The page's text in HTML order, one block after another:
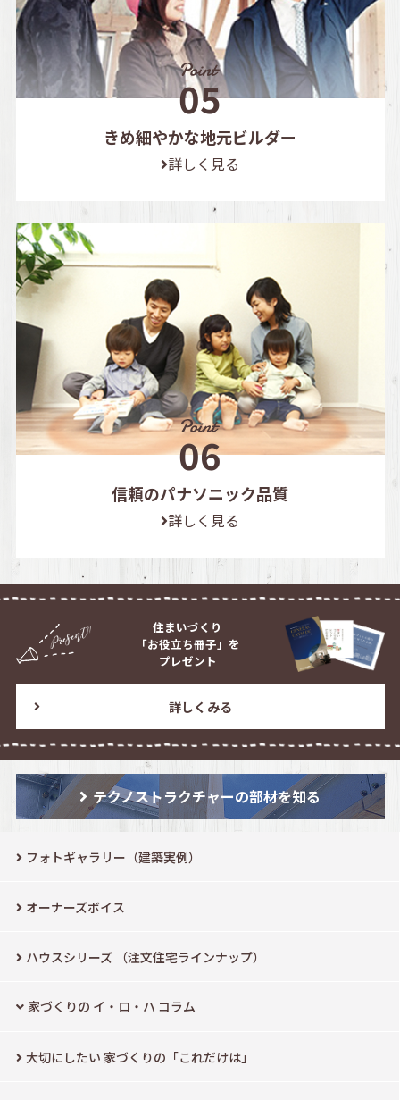
きめ細やかな地元ビルダー
詳しく見る
信頼のパナソニック品質
詳しく見る
住まいづくり
「お役立ち冊子」を
プレゼント
詳しくみる
テクノストラクチャーの部材を知る
フォトギャラリー（建築実例）
オーナーズボイス
ハウスシリーズ （注文住宅ラインナップ）
家づくりの イ・ロ・ハ コラム
大切にしたい 家づくりの「これだけは」